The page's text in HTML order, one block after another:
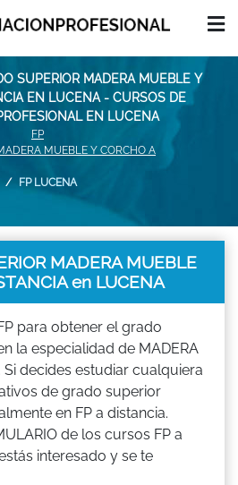
SUPERIOR MADERA MUEBLE Y
EN LUCENA - CURSOS DE
EN LUCENA
FP
MUEBLE Y CORCHO A
FP LUCENA
MADERA MUEBLE
en LUCENA
para obtener el grado
la especialidad de MADERA
Si decides estudiar cualquiera
de grado superior
en FP a distancia.
de los cursos FP a
interesado y se te